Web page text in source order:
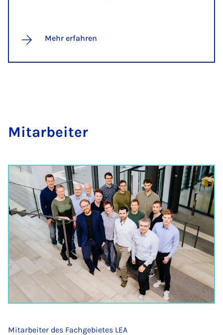
Mehr erfahren
Mit­a­r­bei­ter
Mitarbeiter des Fachgebietes LEA